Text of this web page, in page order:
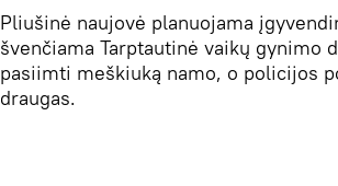
Pliušinė naujovė planuojama
švenčiama Tarptautinė vaikų gynimo
pasiimti meškiuką namo, o policijos
draugas.